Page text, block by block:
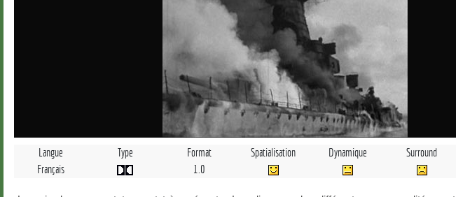
Langue Type Format Spatialisation Dynamique
Surround
Français
1.0